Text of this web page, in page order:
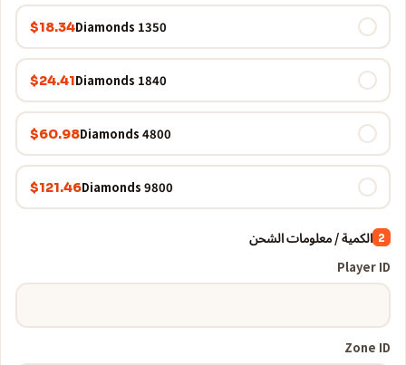
1350 Diamonds
$18.34
1840 Diamonds
$24.41
4800 Diamonds
$60.98
9800 Diamonds
$121.46
2 الكمية / معلومات الشحن
Player ID
Zone ID